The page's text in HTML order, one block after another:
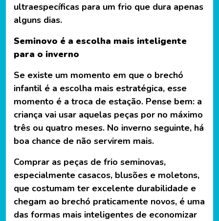
ultraespecíficas para um frio que dura apenas
alguns dias.
Seminovo é a escolha mais inteligente
para o inverno
Se existe um momento em que o brechó
infantil é a escolha mais estratégica, esse
momento é a troca de estação. Pense bem: a
criança vai usar aquelas peças por no máximo
três ou quatro meses. No inverno seguinte, há
boa chance de não servirem mais.
Comprar as peças de frio seminovas,
especialmente casacos, blusões e moletons,
que costumam ter excelente durabilidade e
chegam ao brechó praticamente novos, é uma
das formas mais inteligentes de economizar